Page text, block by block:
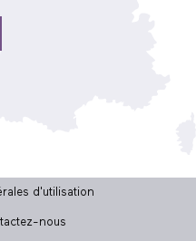
d'utilisation
nous